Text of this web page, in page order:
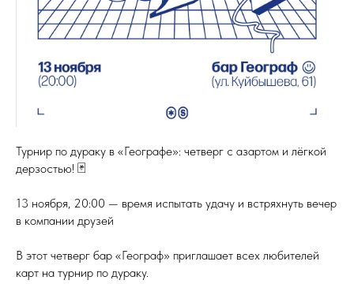
Турнир по дураку в «Географе»: четверг с азартом и лёгкой
дерзостью! 🃏
13 ноября, 20:00 — время испытать удачу и встряхнуть вечер
в компании друзей
В этот четверг бар «Географ» приглашает всех любителей
карт на турнир по дураку.